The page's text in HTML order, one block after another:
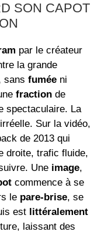
SON CAPOT
par le créateur
la grande
sans fumée ni
fraction de
spectaculaire. La
Sur la vidéo,
de 2013 qui
droite, trafic fluide,
Une image,
commence à se
le pare-brise, se
est littéralement
laissant des